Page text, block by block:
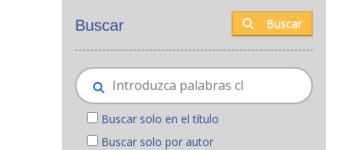
Buscar Buscar
Buscar solo en el título
Buscar solo por autor